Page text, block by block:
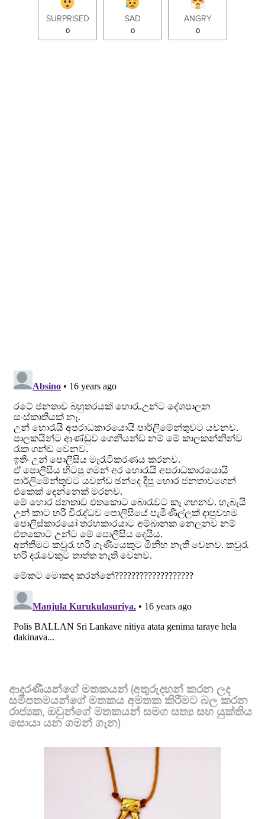
SURPRISED
0
SAD
0
ANGRY
0
ආදරණීයන්ගේ මතකයන් (අතුරුදහන් කරන ලද
සමීපතමයන්ගේ මතකය අමතක කිරීමට බල කරන
රාජ්‍යක, ඔවුන්ගේ මතකයන් සමග සත්‍ය සහ යුක්තිය
සොයා යන ගමන් ගැන)